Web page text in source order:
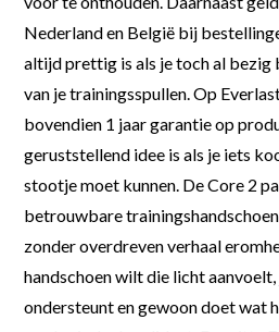
Nederland en België bij
altijd prettig is als je toch al bezig
van je trainingsspullen. Op
bovendien 1 jaar garantie op
geruststellend idee is als je iets
stootje moet kunnen. De Core 2
betrouwbare
zonder overdreven verhaal
handschoen wilt die licht aanvoelt,
ondersteunt en gewoon doet wat